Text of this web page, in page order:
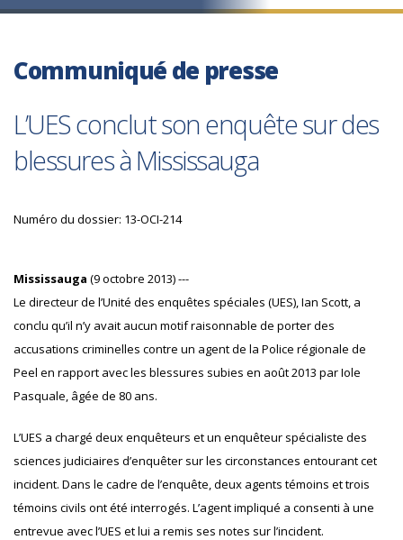
Communiqué de presse
L’UES conclut son enquête sur des
blessures à Mississauga
Numéro du dossier: 13-OCI-214
Mississauga (9 octobre 2013) ---
Le directeur de l’Unité des enquêtes spéciales (UES), Ian Scott, a
conclu qu’il n’y avait aucun motif raisonnable de porter des
accusations criminelles contre un agent de la Police régionale de
Peel en rapport avec les blessures subies en août 2013 par Iole
Pasquale, âgée de 80 ans.
L’UES a chargé deux enquêteurs et un enquêteur spécialiste des
sciences judiciaires d’enquêter sur les circonstances entourant cet
incident. Dans le cadre de l’enquête, deux agents témoins et trois
témoins civils ont été interrogés. L’agent impliqué a consenti à une
entrevue avec l’UES et lui a remis ses notes sur l’incident.